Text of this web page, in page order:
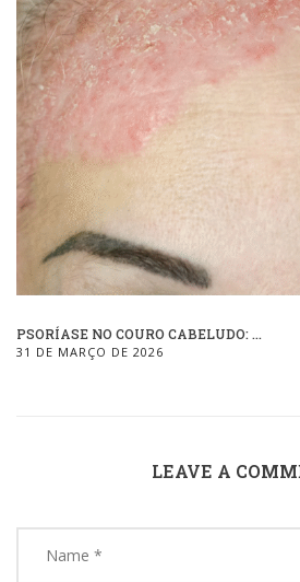
PSORÍASE NO COURO CABELUDO: ...
31 DE MARÇO DE 2026
LEAVE A